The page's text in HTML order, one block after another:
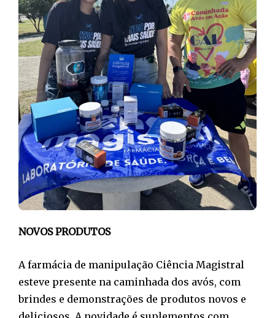
NOVOS PRODUTOS
A farmácia de manipulação Ciência Magistral
esteve presente na caminhada dos avós, com
brindes e demonstrações de produtos novos e